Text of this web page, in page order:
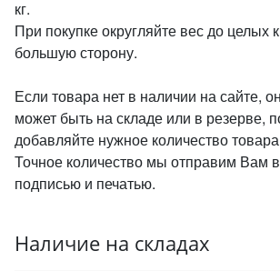
кг.
При покупке округляйте вес до целых
большую сторону.
Если товара нет в наличии на сайте,
может быть на складе или в резерве,
добавляйте нужное количество
Точное количество мы отправим Вам в
подписью и печатью.
Наличие на складах